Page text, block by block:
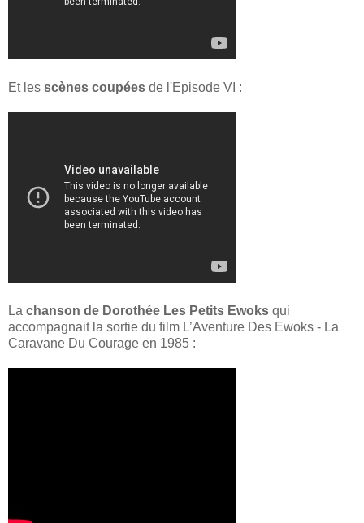
Et les scènes coupées de l'Episode VI :
La chanson de Dorothée Les Petits Ewoks qui
accompagnait la sortie du film L’Aventure Des Ewoks - La
Caravane Du Courage en 1985 :